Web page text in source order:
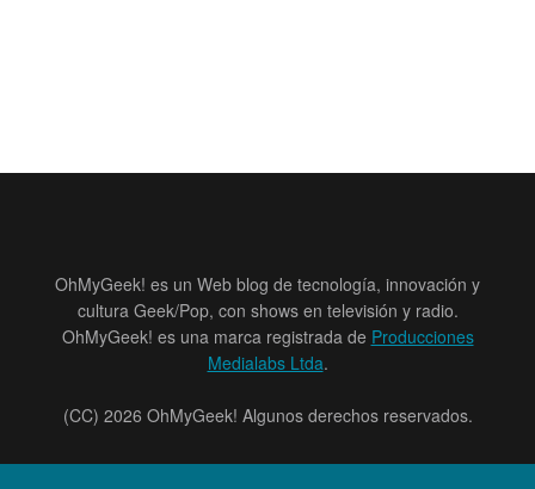
OhMyGeek! es un Web blog de tecnología, innovación y
cultura Geek/Pop, con shows en televisión y radio.
OhMyGeek! es una marca registrada de Producciones
Medialabs Ltda.
(CC) 2026 OhMyGeek! Algunos derechos reservados.